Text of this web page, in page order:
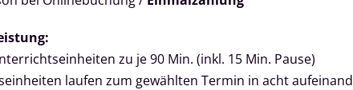
zu je 90 Min. (inkl. 15 Min. Pause)
laufen zum gewählten Termin in acht